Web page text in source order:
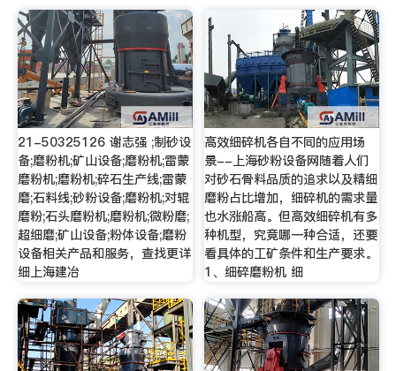
21-50325126 谢志强 ;制砂设
备;磨粉机;矿山设备;磨粉机;雷蒙
磨粉机;磨粉机;碎石生产线;雷蒙
磨;石料线;砂粉设备;磨粉机;对辊
磨粉;石头磨粉机;磨粉机;微粉磨;
超细磨;矿山设备;粉体设备;磨粉
设备相关产品和服务，查找更详
细上海建冶
高效细碎机各自不同的应用场
景--上海砂粉设备网随着人们
对砂石骨料品质的追求以及精细
磨粉占比增加，细碎机的需求量
也水涨船高。但高效细碎机有多
种机型，究竟哪一种合适，还要
看具体的工矿条件和生产要求。
1、细碎磨粉机 细